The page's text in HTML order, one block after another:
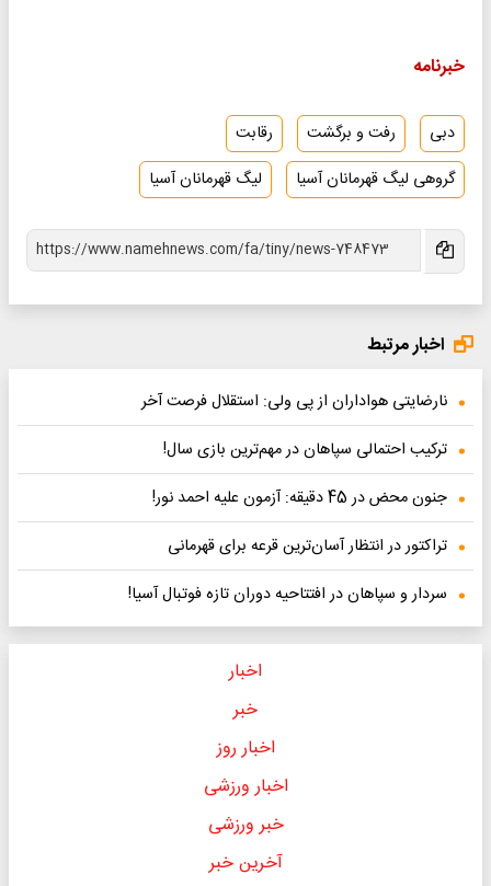
خبرنامه
دبی رفت و برگشت
رقابت
گروهی لیگ قهرمانان آسیا
لیگ قهرمانان آسیا
اخبار مرتبط
نارضایتی هواداران از پی ولی: استقلال فرصت آخر
ترکیب احتمالی سپاهان در مهم‌ترین بازی سال!
جنون محض در 45 دقیقه: آزمون علیه احمد نور!
تراکتور در انتظار آسان‌ترین قرعه برای قهرمانی
سردار و سپاهان در افتتاحیه دوران تازه فوتبال آسیا!
اخبار
خبر
اخبار روز
اخبار ورزشی
خبر ورزشی
آخرین خبر